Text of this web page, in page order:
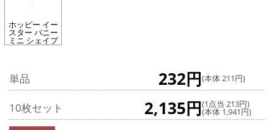
ホッピー イー
スター バニー
ミニ シェイプ
単品 232円(本体 211円)
10枚セット 2,135円(1点当 213円)
(本体 1,941円)